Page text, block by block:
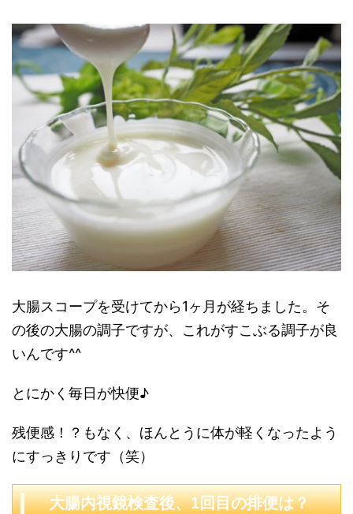
大腸スコープを受けてから1ヶ月が経ちました。そ
の後の大腸の調子ですが、これがすこぶる調子が良
いんです^^
とにかく毎日が快便♪
残便感！？もなく、ほんとうに体が軽くなったよう
にすっきりです（笑）
大腸内視鏡検査後、1回目の排便は？